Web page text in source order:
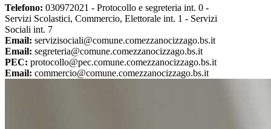
Telefono: 030972021 - Protocollo e segreteria int. 0 -
Servizi Scolastici, Commercio, Elettorale int. 1 - Servizi
Sociali int. 7
Email: servizisociali@comune.comezzanocizzago.bs.it
Email: segreteria@comune.comezzanocizzago.bs.it
PEC: protocollo@pec.comune.comezzanocizzago.bs.it
Email: commercio@comune.comezzanocizzago.bs.it